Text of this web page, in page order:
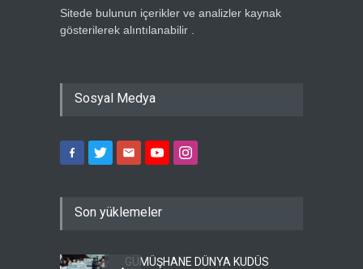
Sitede bulunun içerikler ve analizler kaynak
gösterilerek alıntılanabilir .
Sosyal Medya
Son yüklemeler
GÜMÜŞHANE DÜNYA KUDÜS